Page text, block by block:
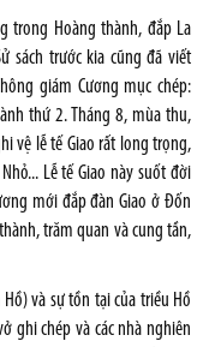
trong Hoàng thành, đắp La
sách trước kia cũng đã viết
giám Cương mục chép:
thứ 2. Tháng 8, mùa thu,
vệ lễ tế Giao rất long trọng,
Lễ tế Giao này suốt đời
mới đắp đàn Giao ở Đốn
trăm quan và cung tần,
và sự tồn tại của triều Hồ
ghi chép và các nhà nghiên